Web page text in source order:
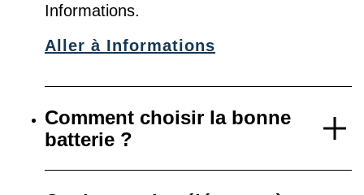
Informations.
Aller à Informations
Comment choisir la bonne
batterie ?